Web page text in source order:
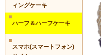
ィングケーキ
■
ハーフ＆ハーフケーキ
■
スマホ(スマートフォン)